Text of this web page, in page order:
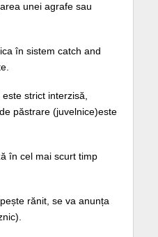
unei agrafe sau
în sistem catch and
strict interzisă,
păstrare (juvelnice)este
în cel mai scurt timp
rănit, se va anunța